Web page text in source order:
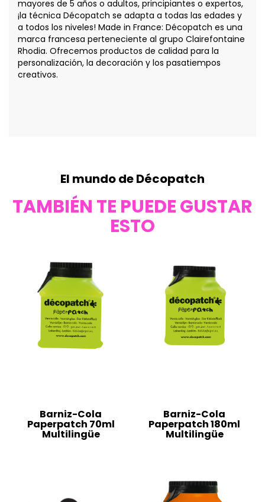
mayores de 5 años o adultos, principiantes o expertos,
¡la técnica Décopatch se adapta a todas las edades y
a todos los niveles! Made in France: Décopatch es una
marca francesa perteneciente al grupo Clairefontaine
Rhodia. Ofrecemos productos de calidad para la
personalización, la decoración y los pasatiempos
creativos.
El mundo de Décopatch
TAMBIÉN TE PUEDE GUSTAR
ESTO
Barniz-Cola
Paperpatch 70ml
Multilingüe
Barniz-Cola
Paperpatch 180ml
Multilingüe